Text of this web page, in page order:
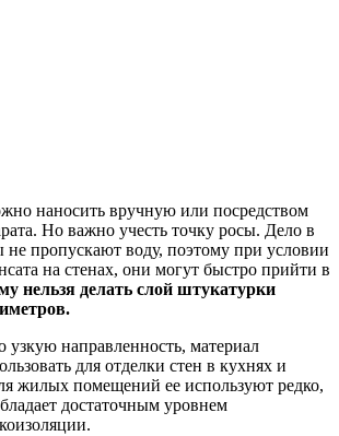
наносить вручную или посредством
Но важно учесть точку росы. Дело в
не пропускают воду, поэтому при условии
на стенах, они могут быстро прийти в
нельзя делать слой штукатурки
узкую направленность, материал
для отделки стен в кухнях и
жилых помещений ее используют редко,
достаточным уровнем